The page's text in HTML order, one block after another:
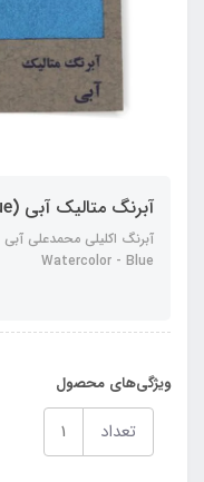
آبرنگ متالیک آبی (Blue) - کد 21
Watercolor - Blue
ویژگی‌های محصول
تعداد